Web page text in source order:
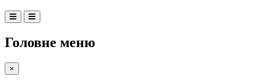
Головне меню
×